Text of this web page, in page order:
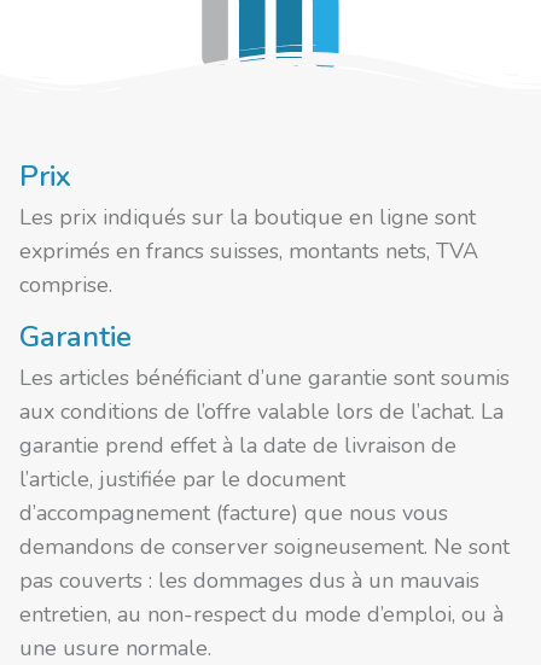
Prix
Les prix indiqués sur la boutique en ligne sont
exprimés en francs suisses, montants nets, TVA
comprise.
Garantie
Les articles bénéficiant d’une garantie sont soumis
aux conditions de l’offre valable lors de l’achat. La
garantie prend effet à la date de livraison de
l’article, justifiée par le document
d’accompagnement (facture) que nous vous
demandons de conserver soigneusement. Ne sont
pas couverts : les dommages dus à un mauvais
entretien, au non-respect du mode d’emploi, ou à
une usure normale.